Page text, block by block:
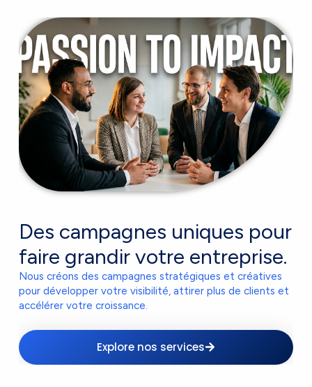
Des campagnes uniques pour
faire grandir votre entreprise.
Nous créons des campagnes stratégiques et créatives
pour développer votre visibilité, attirer plus de clients et
accélérer votre croissance.
Explore nos services